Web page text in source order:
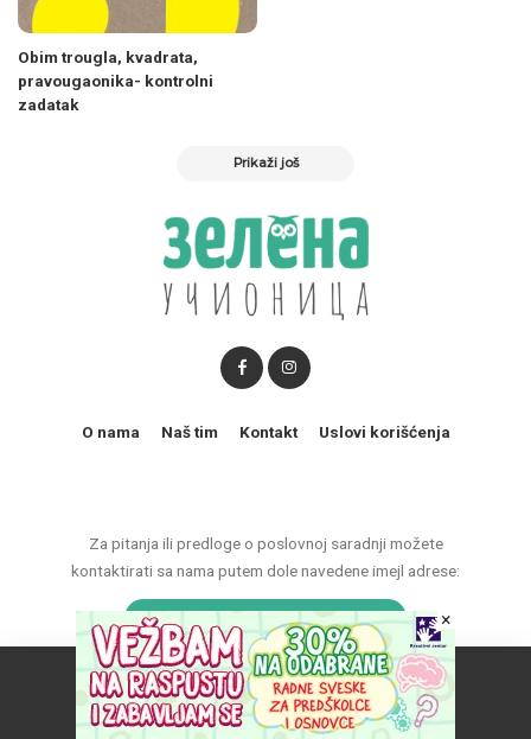
Obim trougla, kvadrata,
pravougaonika- kontrolni
zadatak
Prikaži još
Za pitanja ili predloge o poslovnoj saradnji možete
kontaktirati sa nama putem dole navedene imejl adrese:
marketing@zelenaucionica.com
O nama Naš tim Kontakt Uslovi korišćenja
© 2011-2024 Copyright by Zelena učionica. All Rights reserved.
Naš vebsajt koristi kolačiće da poboljša vaše iskustvo.
Prihvatam
×